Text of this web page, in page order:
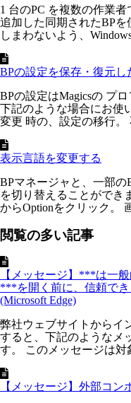
1 台のPC を複数の作業
追加した同期されたBP
しまわないよう、
BPの設定を保存・復元し
BPの設定はMagicsの プ
下記のような場合にお使
変更 時の、設定の移行。
表示言語を変更する
BPマネージャと、一部
を切り替えることができ
からOptionをクリック。
閲覧の多い記事
【メッセージ】***は一
***を開く前に、信頼でき
(Microsoft Edge)
弊社ウェブサイトからイ
すると、下記のようなメ
す。 このメッセージは
【メッセージ】外部コ